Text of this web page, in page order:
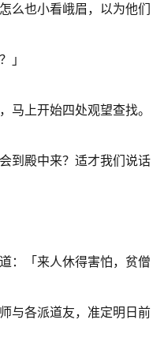
也小看峨眉，以为他们
」
上开始四处观望查找。
殿中来？适才我们说话
「来人休得害怕，贫僧
与各派道友，准定明日前